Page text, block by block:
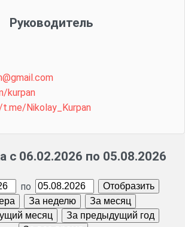
Руководитель
kurpan
Nikolay_Kurpan
с 06.02.2026 по 05.08.2026
по